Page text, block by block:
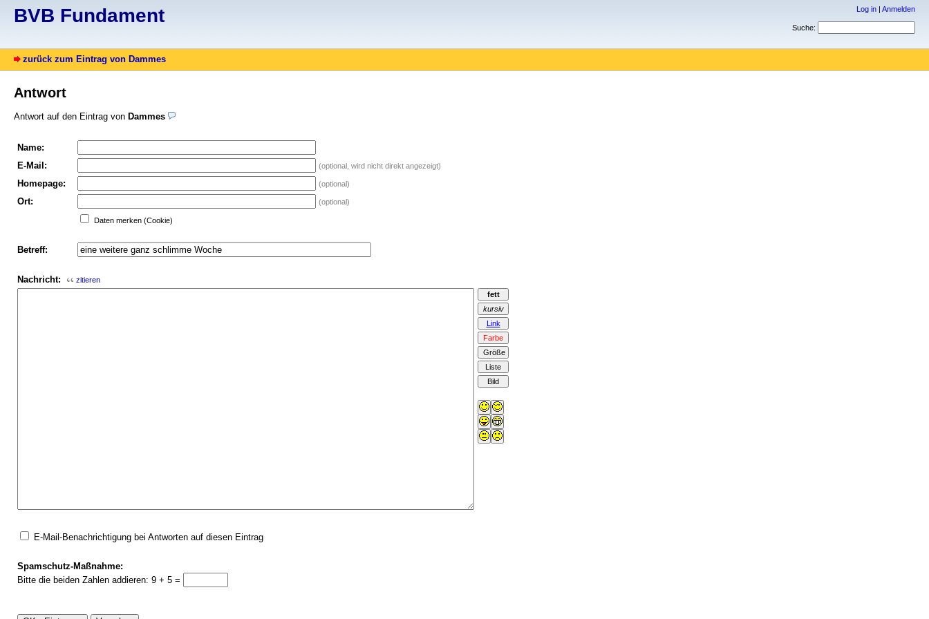
BVB Fundament Log in | Anmelden
Suche:
zurück zum Eintrag von Dammes
Antwort
Antwort auf den Eintrag von Dammes
Name:
E-Mail:
(optional, wird nicht direkt angezeigt)
Homepage: (optional)
Ort: (optional)
Daten merken (Cookie)
Betreff:
Nachricht: zitieren
E-Mail-Benachrichtigung bei Antworten auf diesen Eintrag
Spamschutz-Maßnahme:
Bitte die beiden Zahlen addieren: 9 + 5 =